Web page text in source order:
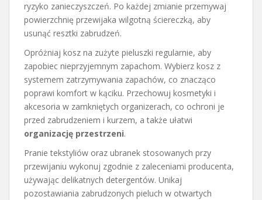
ryzyko zanieczyszczeń. Po każdej zmianie przemywaj
powierzchnię przewijaka wilgotną ściereczką, aby
usunąć resztki zabrudzeń.
Opróżniaj kosz na zużyte pieluszki regularnie, aby
zapobiec nieprzyjemnym zapachom. Wybierz kosz z
systemem zatrzymywania zapachów, co znacząco
poprawi komfort w kąciku. Przechowuj kosmetyki i
akcesoria w zamkniętych organizerach, co ochroni je
przed zabrudzeniem i kurzem, a także ułatwi
organizację przestrzeni.
Pranie tekstyliów oraz ubranek stosowanych przy
przewijaniu wykonuj zgodnie z zaleceniami producenta,
używając delikatnych detergentów. Unikaj
pozostawiania zabrudzonych pieluch w otwartych